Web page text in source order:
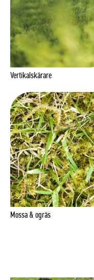
Vertikalskärare
Mossa & ogräs